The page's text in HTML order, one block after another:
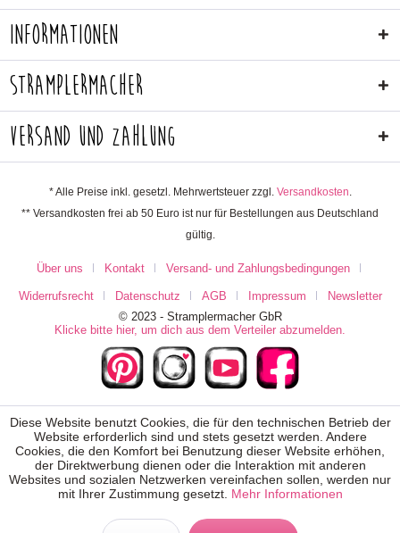
Informationen
Stramplermacher
Versand und Zahlung
* Alle Preise inkl. gesetzl. Mehrwertsteuer zzgl. Versandkosten.
** Versandkosten frei ab 50 Euro ist nur für Bestellungen aus Deutschland
gültig.
Über uns Kontakt Versand- und Zahlungsbedingungen
Widerrufsrecht Datenschutz AGB Impressum
Newsletter
© 2023 - Stramplermacher GbR
Klicke bitte hier, um dich aus dem Verteiler abzumelden.
Diese Website benutzt Cookies, die für den technischen Betrieb der
Website erforderlich sind und stets gesetzt werden. Andere
Cookies, die den Komfort bei Benutzung dieser Website erhöhen,
der Direktwerbung dienen oder die Interaktion mit anderen
Websites und sozialen Netzwerken vereinfachen sollen, werden nur
mit Ihrer Zustimmung gesetzt. Mehr Informationen